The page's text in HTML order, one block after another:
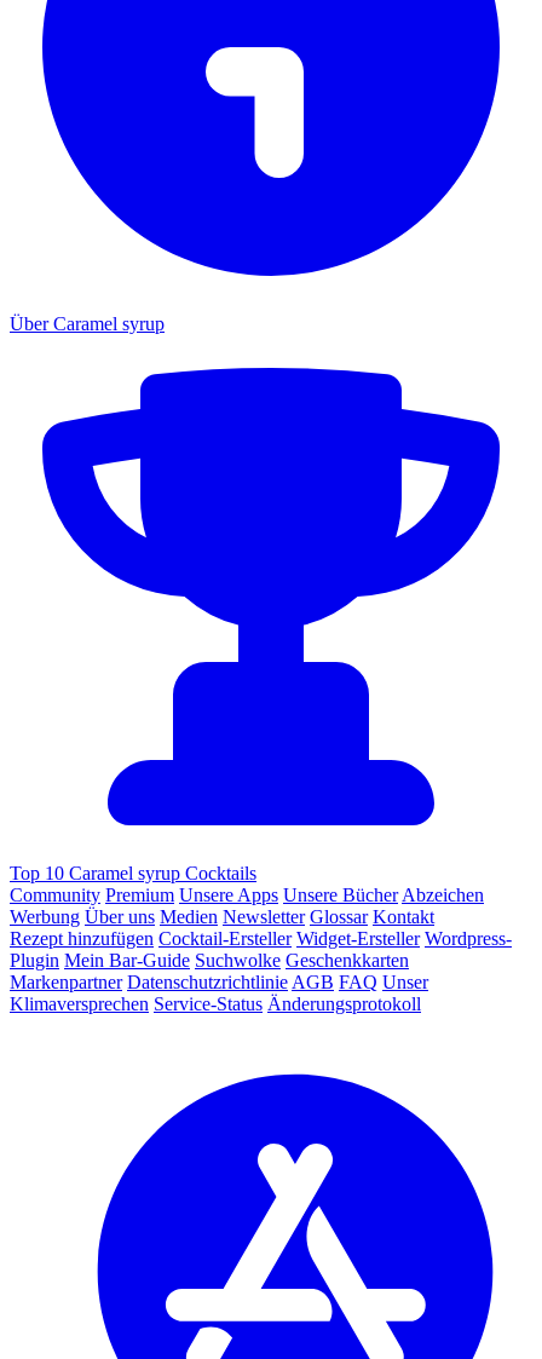
Über Caramel syrup
Top 10 Caramel syrup Cocktails
Community Premium Unsere Apps Unsere Bücher Abzeichen
Werbung Über uns Medien Newsletter Glossar Kontakt
Rezept hinzufügen Cocktail-Ersteller Widget-Ersteller Wordpress-
Plugin Mein Bar-Guide Suchwolke Geschenkkarten
Markenpartner Datenschutzrichtlinie AGB FAQ Unser
Klimaversprechen Service-Status Änderungsprotokoll